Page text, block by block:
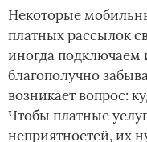
Некоторые
платных рассылок
иногда подключаем
благополучно
возникает вопрос:
Чтобы платные
неприятностей, их